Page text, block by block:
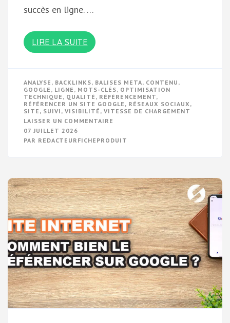
succès en ligne. …
LIRE LA SUITE
ANALYSE , BACKLINKS, BALISES META, CONTENU ,
GOOGLE , LIGNE , MOTS-CLÉS, OPTIMISATION
TECHNIQUE , QUALITÉ , RÉFÉRENCEMENT,
RÉFÉRENCER UN SITE GOOGLE , RÉSEAUX SOCIAUX ,
SITE , SUIVI , VISIBILITÉ , VITESSE DE CHARGEMENT
LAISSER UN COMMENTAIRE
RÉFÉRENCEMENT
GOOGLE:
LES
CLÉS
DE
LA
VISIBILITÉ
EN
LIGNE
07 JUILLET 2026
PAR REDACTEURFICHEPRODUIT